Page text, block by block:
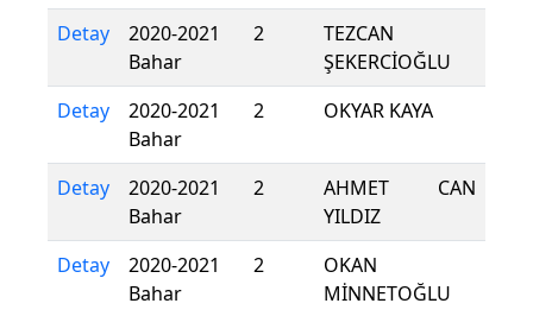
Detay
2020-2021
Bahar
2
TEZCAN
ŞEKERCİOĞLU
Detay
2020-2021
Bahar
2 OKYAR KAYA
Detay
2020-2021
Bahar
2
AHMET CAN
YILDIZ
Detay
2020-2021
Bahar
2
OKAN
MİNNETOĞLU